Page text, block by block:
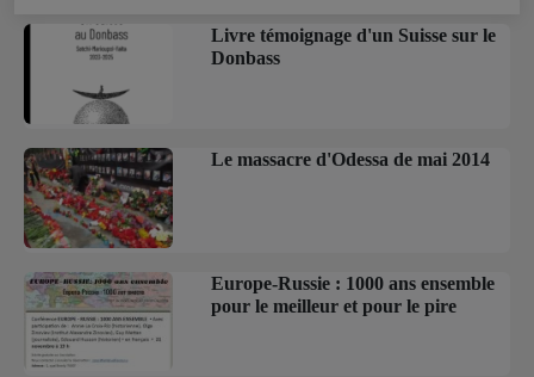
Livre témoignage d'un Suisse sur le
Donbass
Le massacre d'Odessa de mai 2014
Europe-Russie : 1000 ans ensemble
pour le meilleur et pour le pire